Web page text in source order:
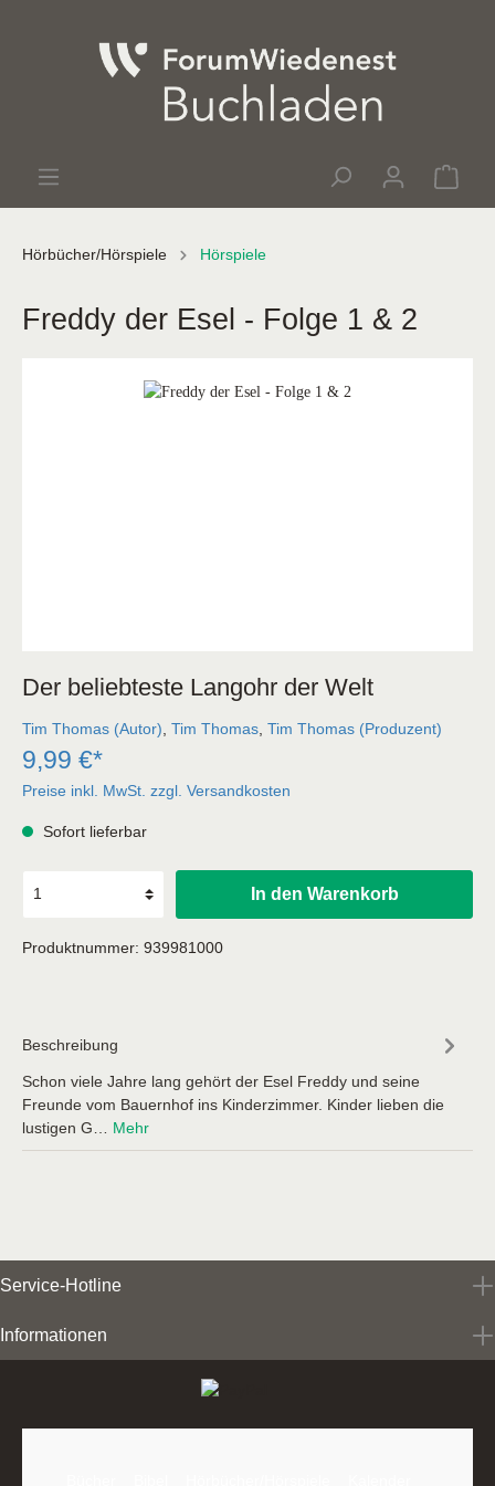
Hörbücher/Hörspiele Hörspiele
Freddy der Esel - Folge 1 & 2
Der beliebteste Langohr der Welt
Tim Thomas (Autor) Tim Thomas Tim Thomas (Produzent)
9,99 €*
Preise inkl. MwSt. zzgl. Versandkosten
Sofort lieferbar
In den Warenkorb
Produktnummer: 939981000
Beschreibung
Schon viele Jahre lang gehört der Esel Freddy und seine
Freunde vom Bauernhof ins Kinderzimmer. Kinder lieben die
lustigen G… Mehr
Service-Hotline
Informationen